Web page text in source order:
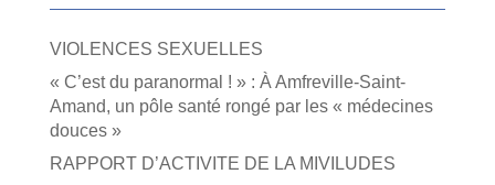
VIOLENCES SEXUELLES
« C’est du paranormal ! » : À Amfreville-Saint-
Amand, un pôle santé rongé par les « médecines
douces »
RAPPORT D’ACTIVITE DE LA MIVILUDES